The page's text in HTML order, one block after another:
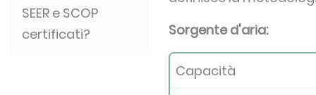
SEER e SCOP
certificati?
Sorgente d'aria:
Capacità